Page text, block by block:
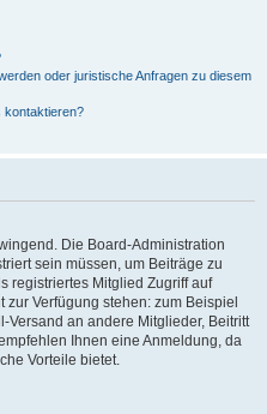
oder juristische Anfragen zu diesem
kontaktieren?
Die Board-Administration
sein müssen, um Beiträge zu
registriertes Mitglied Zugriff auf
Verfügung stehen: zum Beispiel
Versand an andere Mitglieder, Beitritt
Ihnen eine Anmeldung, da
Vorteile bietet.